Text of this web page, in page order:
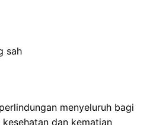
sah
menyeluruh bagi
dan kematian